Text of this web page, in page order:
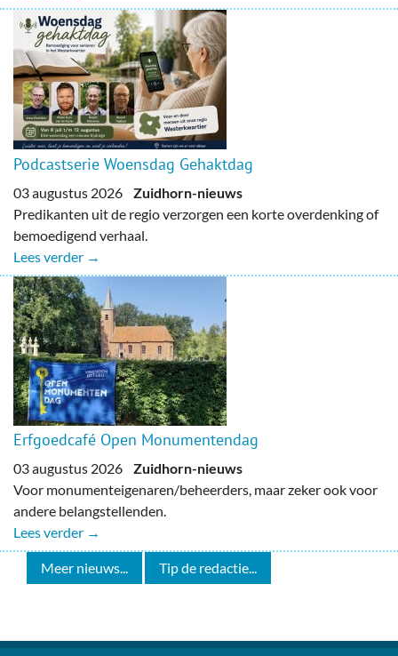
Podcastserie Woensdag Gehaktdag
03 augustus 2026 Zuidhorn-nieuws
Predikanten uit de regio verzorgen een korte overdenking of
bemoedigend verhaal.
Lees verder →
Erfgoedcafé Open Monumentendag
03 augustus 2026 Zuidhorn-nieuws
Voor monumenteigenaren/beheerders, maar zeker ook voor
andere belangstellenden.
Lees verder →
Meer nieuws... Tip de redactie...